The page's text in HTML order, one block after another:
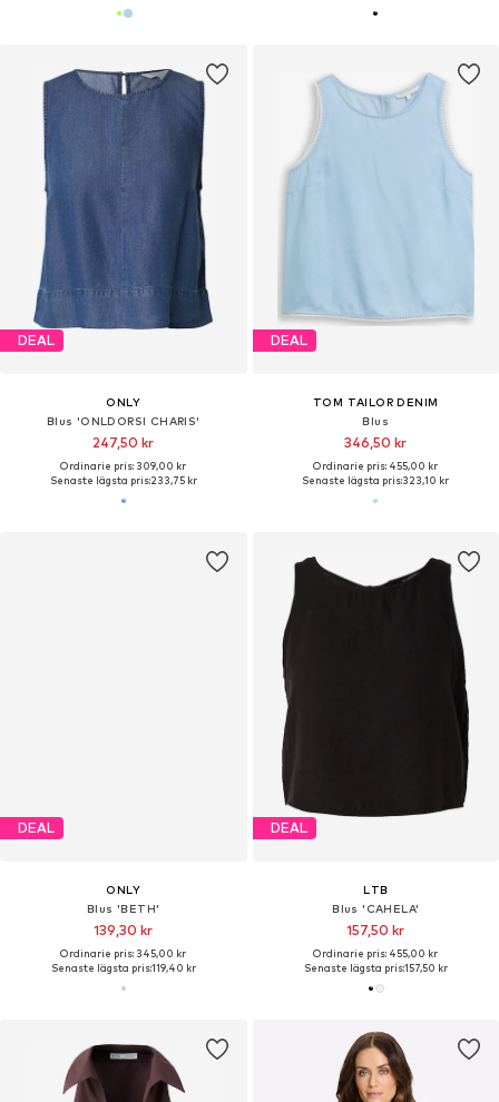
DEAL
ONLY
Blus 'ONLDORSI CHARIS'
247,50 kr
Ordinarie pris: 309,00 kr
Senaste lägsta pris:233,75 kr
DEAL
TOM TAILOR DENIM
Blus
346,50 kr
Ordinarie pris: 455,00 kr
Senaste lägsta pris:323,10 kr
DEAL
ONLY
Blus 'BETH'
139,30 kr
Ordinarie pris: 345,00 kr
Senaste lägsta pris:119,40 kr
DEAL
LTB
Blus 'CAHELA'
157,50 kr
Ordinarie pris: 455,00 kr
Senaste lägsta pris:157,50 kr